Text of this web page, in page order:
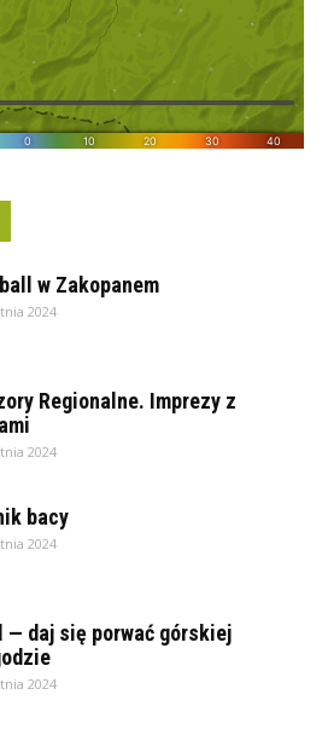
w Zakopanem
2024
Regionalne. Imprezy z
2024
bacy
2024
— daj się porwać górskiej
2024